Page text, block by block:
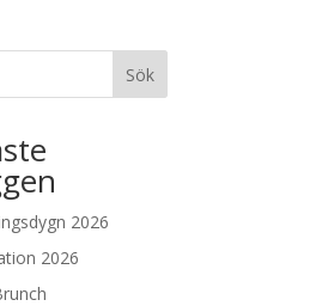
Sök
2026
2026